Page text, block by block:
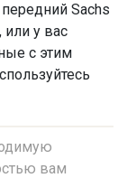
передний Sachs
или у вас
с этим
вам